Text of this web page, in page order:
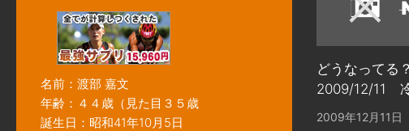
どうなって
2009/12/11
2009年12月11日
名前：渡部 嘉文
年齢：４４歳（見た目３５歳
誕生日：昭和41年10月5日